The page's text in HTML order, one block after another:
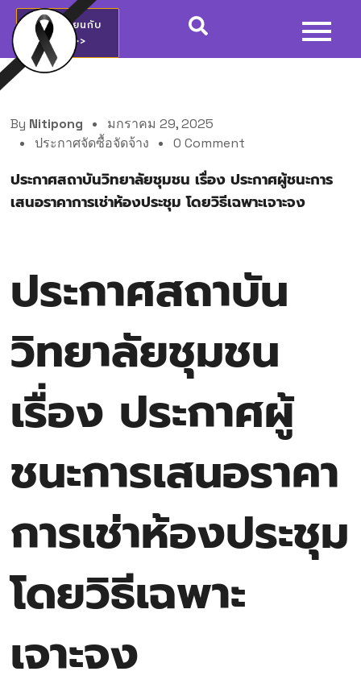
สมัครเรียนกับ
วชช.>>
By Nitipong
มกราคม 29, 2025
ประกาศจัดซื้อจัดจ้าง
0 Comment
ประกาศสถาบันวิทยาลัยชุมชน เรื่อง ประกาศผู้ชนะการ
เสนอราคาการเช่าห้องประชุม โดยวิธีเฉพาะเจาะจง
ประกาศสถาบัน
วิทยาลัยชุมชน
เรื่อง ประกาศผู้
ชนะการเสนอราคา
การเช่าห้องประชุม
โดยวิธีเฉพาะ
เจาะจง